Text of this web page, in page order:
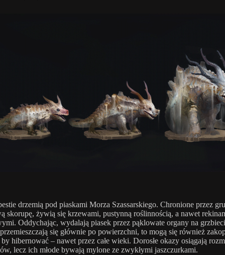
drzemią pod piaskami Morza Szassarskiego. Chronione przez
skorupę, żywią się krzewami, pustynną roślinnością, a nawet
Oddychając, wydalają piasek przez pąklowate organy na
się głównie po powierzchni, to mogą się również
by hibernować – nawet przez całe wieki. Dorosłe okazy osiągają
lecz ich młode bywają mylone ze zwykłymi jaszczurkami.